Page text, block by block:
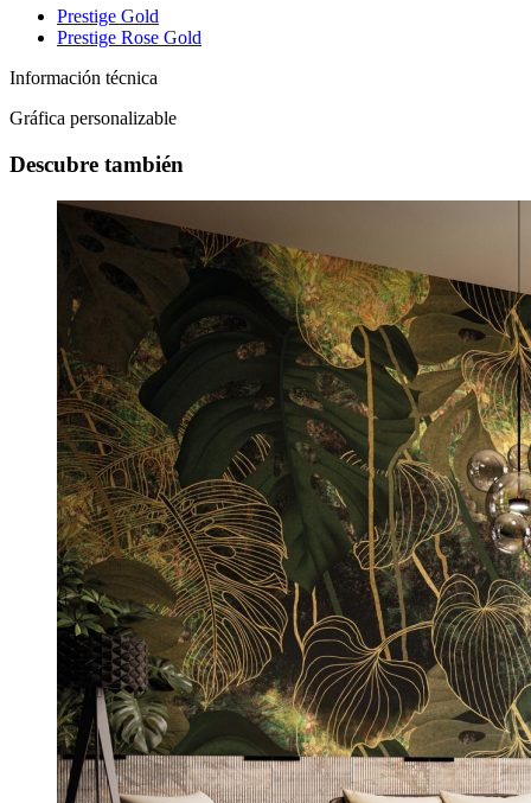
Prestige Gold
Prestige Rose Gold
Información técnica
Gráfica personalizable
Descubre también